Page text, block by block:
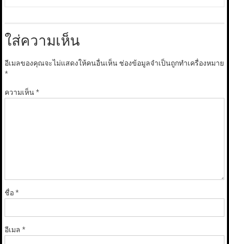
ใส่ความเห็น
อีเมลของคุณจะไม่แสดงให้คนอื่นเห็น ช่องข้อมูลจำเป็นถูกทำเครื่องหมาย
*
ความเห็น*
ชื่อ*
อีเมล *